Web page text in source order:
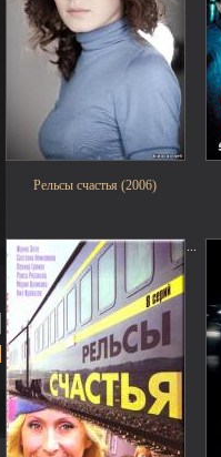
Рельсы счастья (2006)
...